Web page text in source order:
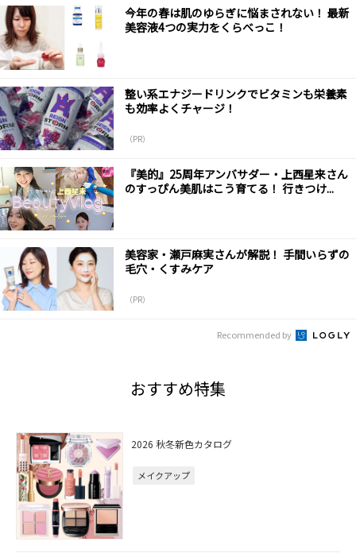
今年の春は肌のゆらぎに悩まされない！ 最新
美容液4つの実力をくらべっこ！
整い系エナジードリンクでビタミンも栄養素
も効率よくチャージ！
（PR）
『美的』25周年アンバサダー・上西星来さん
のすっぴん美肌はこう育てる！ 行きつけ...
美容家・瀬戸麻実さんが解説！ 手間いらずの
毛穴・くすみケア
（PR）
Recommended by
おすすめ特集
2026 秋冬新色カタログ
メイクアップ